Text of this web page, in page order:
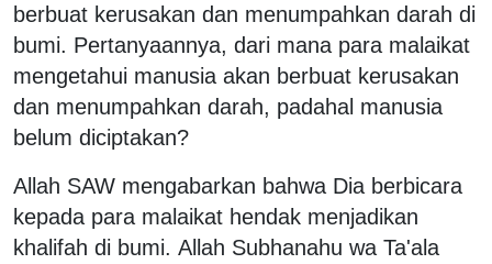
berbuat kerusakan dan menumpahkan darah di
bumi. Pertanyaannya, dari mana para malaikat
mengetahui manusia akan berbuat kerusakan
dan menumpahkan darah, padahal manusia
belum diciptakan?
Allah SAW mengabarkan bahwa Dia berbicara
kepada para malaikat hendak menjadikan
khalifah di bumi. Allah Subhanahu wa Ta'ala